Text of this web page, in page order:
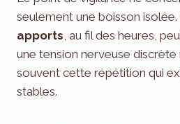
seulement une boisson isolée.
apports , au fil des heures,
une tension nerveuse discrète
souvent cette répétition qui
stables.